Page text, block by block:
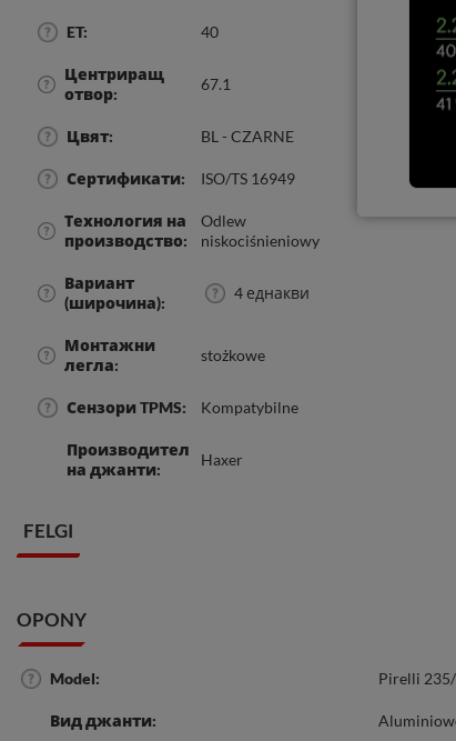
ET 40
Центриращ
отвор
67.1
Цвят BL - CZARNE
Сертификати ISO/TS 16949
Технология на
производство
Odlew
niskociśnieniowy
Вариант
(широчина)
4 еднакви
Монтажни
легла
stożkowe
Сензори TPMS Kompatybilne
Производител
на джанти
Haxer
FELGI
OPONY
Model Pirelli
Вид джанти